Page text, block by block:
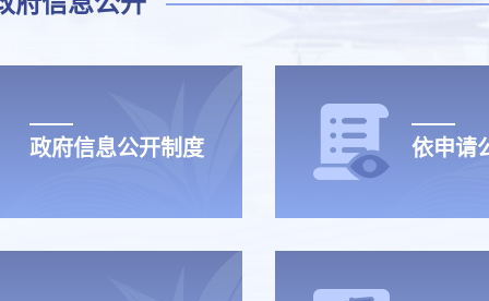
政府信息公开制度 依申请